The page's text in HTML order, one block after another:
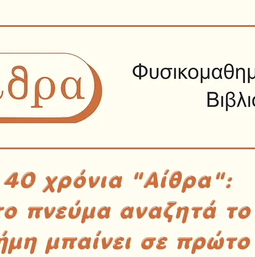
40 χρόνια "Αίθρα":
πνεύμα αναζητά
μπαίνει σε